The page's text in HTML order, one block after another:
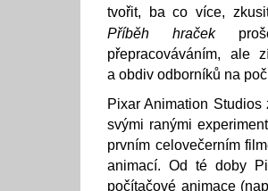
tvořit, ba co více,
Příběh hraček
přepracováváním, ale
a obdiv odborníků na
Pixar Animation
svými ranými
prvním celovečerním
animací. Od té doby
počítačové animace